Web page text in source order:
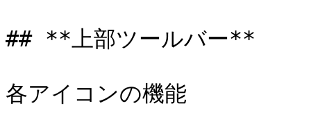
## **上部ツールバー**
各アイコンの機能